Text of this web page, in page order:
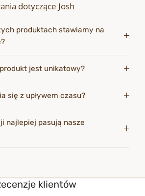
dotyczące Josh
produktach stawiamy na
jest unikatowy?
się z upływem czasu?
najlepiej pasują nasze
klientów